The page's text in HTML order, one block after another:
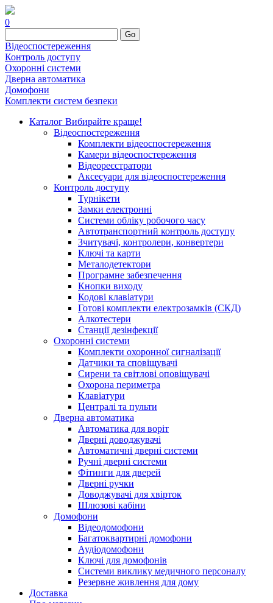
0
Go
Відеоспостереження
Контроль доступу
Охоронні системи
Дверна автоматика
Домофони
Комплекти систем безпеки
Каталог Вибирайте краще!
Відеоспостереження
Комплекти відеоспостереження
Камери відеоспостереження
Відеореєстратори
Аксесуари для відеоспостереження
Контроль доступу
Турнікети
Замки електронні
Системи обліку робочого часу
Автотранспортний контроль доступу
Зчитувачі, контролери, конвертери
Ключі та карти
Металодетектори
Програмне забезпечення
Кнопки виходу
Кодові клавіатури
Готові комплекти електрозамків (СКД)
Алкотестери
Станції дезінфекції
Охоронні системи
Комплекти охоронної сигналізації
Датчики та сповіщувачі
Сирени та світлові оповіщувачі
Охорона периметра
Клавіатури
Централі та пульти
Дверна автоматика
Автоматика для воріт
Дверні доводжувачі
Автоматичні дверні системи
Ручні дверні системи
Фітинги для дверей
Дверні ручки
Доводжувачі для хвірток
Шлюзові кабіни
Домофони
Відеодомофони
Багатоквартирні домофони
Аудіодомофони
Ключі для домофонів
Системи виклику медичного персоналу
Резервне живлення для дому
Доставка